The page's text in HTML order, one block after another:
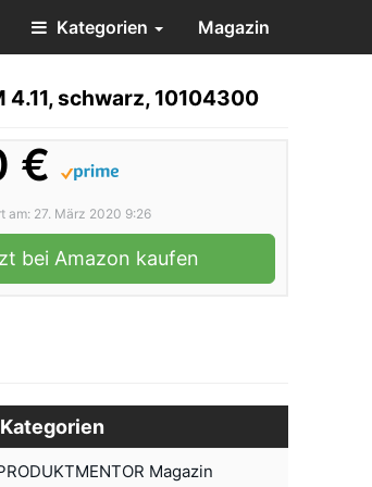
Kategorien Magazin
schwarz, 10104300
€
am: 27. März 2020 9:26
bei Amazon kaufen
Kategorien
Magazin